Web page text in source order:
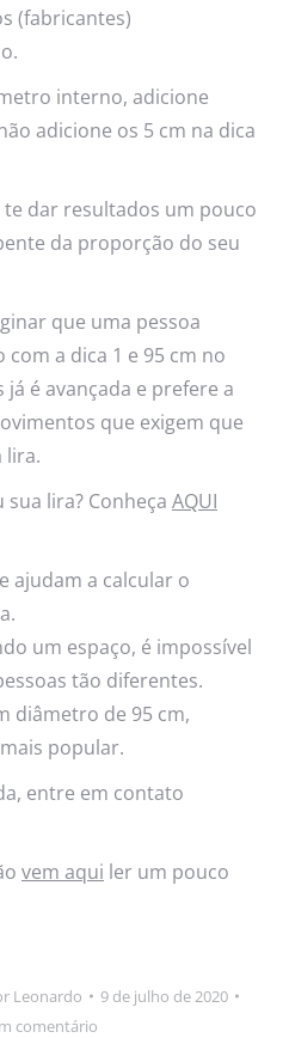
(fabricantes)
interno, adicione
adicione os 5 cm na dica
dar resultados um pouco
da proporção do seu
que uma pessoa
a dica 1 e 95 cm no
já é avançada e prefere a
que exigem que
lira.
lira? Conheça AQUI
ajudam a calcular o
um espaço, é impossível
tão diferentes.
diâmetro de 95 cm,
popular.
entre em contato
vem aqui ler um pouco
Leonardo
9 de julho de 2020
comentário